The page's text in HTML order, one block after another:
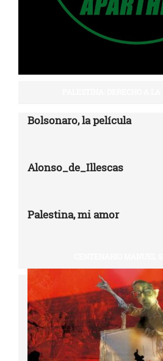
Bolsonaro, la película
Alonso_de_Illescas
Palestina, mi amor